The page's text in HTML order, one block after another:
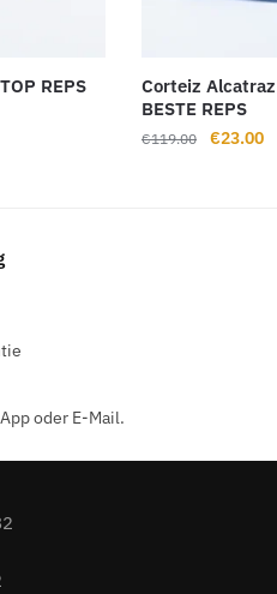
REPS
Corteiz
BESTE REPS
€119.00 €23.00
oder E-Mail.